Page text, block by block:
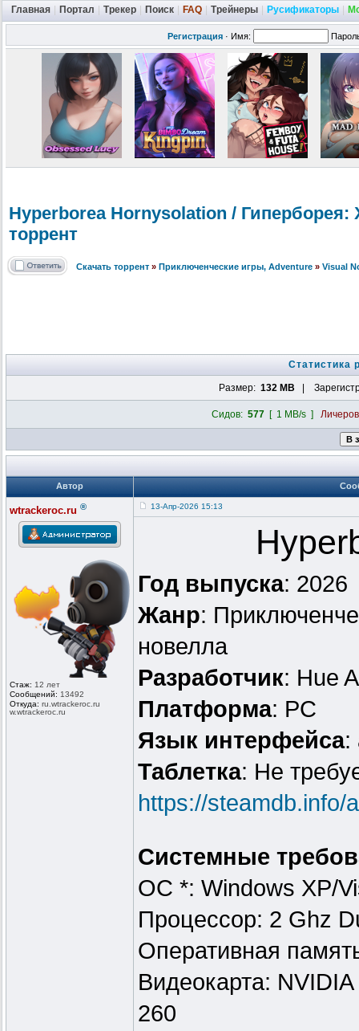
Главная Портал Трекер Поиск FAQ Трейнеры Русификаторы
Регистрация · Имя:
Hyperborea Hornysolation / Гиперборея:
торрент
Скачать торрент » Приключенческие игры, Adventure » Visual
Статистика
Размер: 132 MB |
Сидов: 577 [ 1 MB/s ]
Автор
wtrackeroc.ru ®
Стаж: 12 лет
Сообщений: 13492
Откуда: ru.wtrackeroc.ru
w.wtrackeroc .ru
13-Апр-2026 15:13
Год выпуска: 2026
Жанр:
новелла
Разработчик: Hue
Платформа: PC
Язык интерфейса:
Таблeтка: Не
https://steamdb.info/
Системные
ОС *: Windows XP/
Процессор: 2 Ghz
Оперативная
Видеокарта:
260